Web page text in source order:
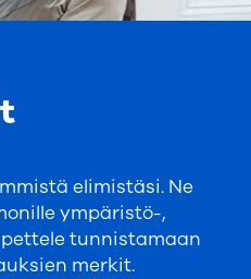
elimistäsi. Ne
ympäristö-,
tunnistamaan
merkit.